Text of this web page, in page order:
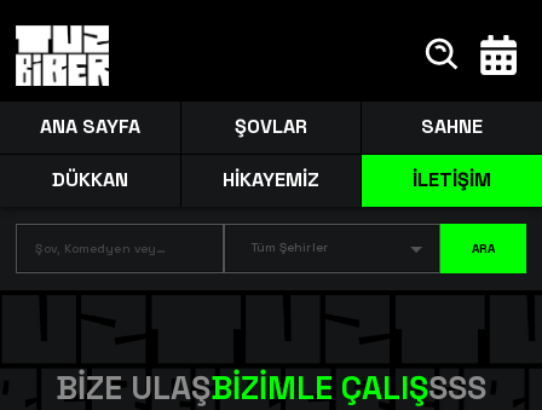
ANA SAYFA ŞOVLAR SAHNE
DÜKKAN HİKAYEMİZ İLETİŞİM
Tüm Şehirler ARA
BİZE ULAŞBİZİMLE ÇALIŞSSS